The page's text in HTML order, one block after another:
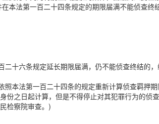
本法第一百二十四条规定的期限届满不能侦查终
十六条规定延长期限届满，仍不能侦查终结的，
本法第一百二十四条的规定重新计算侦查羁押期
之日起计算，但是不得停止对其犯罪行为的侦查
检察院审查。)